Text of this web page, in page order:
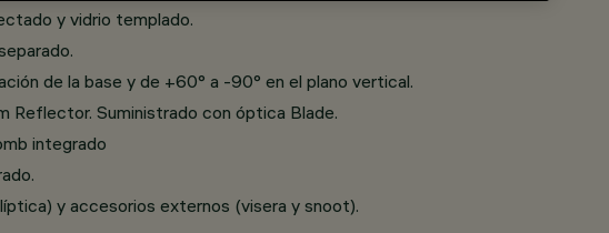
y vidrio templado.
de la base y de +60° a -90° en el plano vertical.
Reflector. Suministrado con óptica Blade.
integrado
y accesorios externos (visera y snoot).